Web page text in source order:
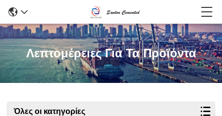
Λεπτομέρειες Για Τα Προϊόντα
Όλες οι κατηγορίες